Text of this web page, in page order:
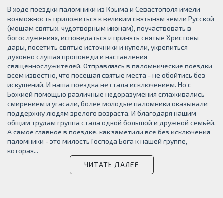
В ходе поездки паломники из Крыма и Севастополя имели
возможность приложиться к великим святыням земли Русской
(мощам святых, чудотворным иконам), поучаствовать в
богослужениях, исповедаться и принять святые Христовы
дары, посетить святые источники и купели, укрепиться
духовно слушая проповеди и наставления
священнослужителей. Отправляясь в паломнические поездки
всем известно, что посещая святые места - не обойтись без
искушений. И наша поездка не стала исключением. Но с
Божией помощью различные недоразумения сглаживались
смирением и угасали, более молодые паломники оказывали
поддержку людям зрелого возраста. И благодаря нашим
общим трудам группа стала одной большой и дружной семьёй.
А самое главное в поездке, как заметили все без исключения
паломники - это милость Господа Бога к нашей группе,
которая...
ЧИТАТЬ ДАЛЕЕ